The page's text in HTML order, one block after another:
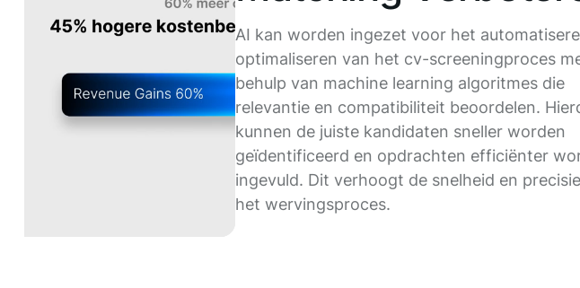
AI kan worden ingezet voor het
optimaliseren van het cv-screeningproces
behulp van machine learning algoritmes die
relevantie en compatibiliteit beoordelen.
kunnen de juiste kandidaten sneller worden
geïdentificeerd en opdrachten efficiënter
ingevuld. Dit verhoogt de snelheid en
het wervingsproces.